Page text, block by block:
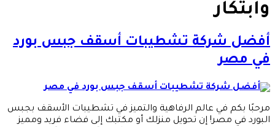
وابتكار
أفضل شركة تشطيبات أسقف جبس بورد
في مصر
مرحبًا بكم في عالم الرفاهية والتميز في تشطيبات الأسقف بجبس
البورد في مصر! إن تحويل منزلك أو مكتبك إلى فضاء فريد ومميز